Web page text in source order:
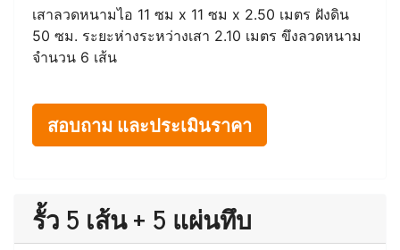
เสาลวดหนามไอ 11 ซม x 11 ซม x 2.50 เมตร ฝังดิน
50 ซม. ระยะห่างระหว่างเสา 2.10 เมตร ขึงลวดหนาม
จำนวน 6 เส้น
สอบถาม และประเมินราคา
รั้ว 5 เส้น + 5 แผ่นทึบ